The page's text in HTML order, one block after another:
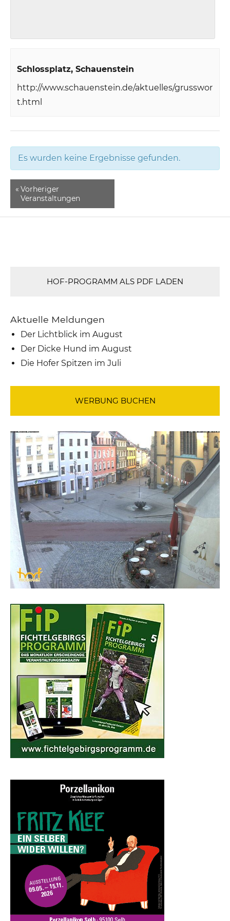
Schlossplatz Schauenstein
http://www.schauenstein.de/aktuelles/grusswor
t.html
Es wurden keine Ergebnisse gefunden.
« Vorheriger
Veranstaltungen
HOF-PROGRAMM ALS PDF LADEN
Aktuelle Meldungen
Der Lichtblick im August
Der Dicke Hund im August
Die Hofer Spitzen im Juli
WERBUNG BUCHEN